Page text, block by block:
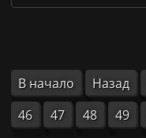
В начало
Назад
46
47 48 49